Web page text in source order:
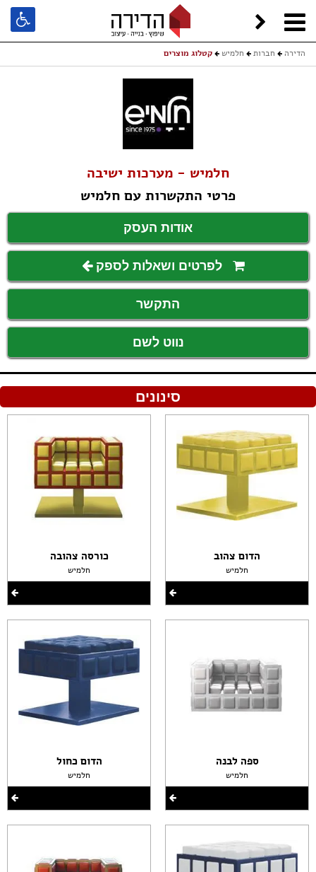
הדירה חברות חלמיש קטלוג מוצרים
חלמיש - מערכות ישיבה
פרטי התקשרות עם חלמיש
אודות העסק
לפרטים ושאלות לספק
התקשר
נווט לשם
סינונים
הדום צהוב
חלמיש
ספה לבנה
חלמיש
כורסה צהובה
חלמיש
הדום כחול
חלמיש